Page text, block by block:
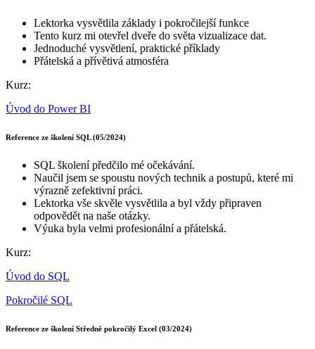
Lektorka vysvětlila základy i pokročilejší funkce
Tento kurz mi otevřel dveře do světa vizualizace dat.
Jednoduché vysvětlení, praktické příklady
Přátelská a přívětivá atmosféra
Kurz:
Úvod do Power BI
Reference ze školení SQL (05/2024)
SQL školení předčilo mé očekávání.
Naučil jsem se spoustu nových technik a postupů, které mi
výrazně zefektivní práci.
Lektorka vše skvěle vysvětlila a byl vždy připraven
odpovědět na naše otázky.
Výuka byla velmi profesionální a přátelská.
Kurz:
Úvod do SQL
Pokročilé SQL
Reference ze školení Středně pokročilý Excel (03/2024)